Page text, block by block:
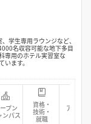
学生専用ラウンジなど、
名収容可能な地下多目
専用のホテル実習室な
ます。
プン
ンパス
資格・
技術・
就職
アクセス
マップ